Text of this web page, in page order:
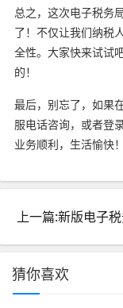
总之，这次电子税务
了！不仅让我们纳税
全性。大家快来试试
的！
最后，别忘了，如果
服电话咨询，或者登
业务顺利，生活愉快！
猜你喜欢